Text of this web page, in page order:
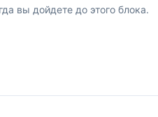
вы дойдете до этого блока.